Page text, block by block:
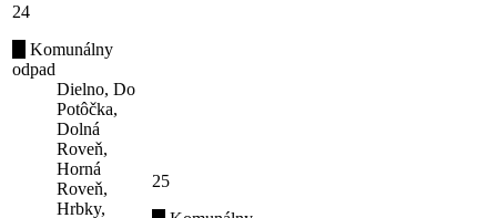
24
Komunálny
odpad
Dielno, Do
Potôčka,
Dolná
Roveň,
Horná
Roveň,
Hrbky,
25